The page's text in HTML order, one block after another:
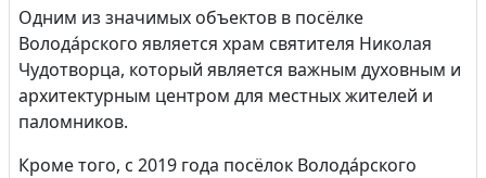
Одним из значимых объектов в посёлке
Волода́рского является храм святителя Николая
Чудотворца, который является важным духовным и
архитектурным центром для местных жителей и
паломников.
Кроме того, с 2019 года посёлок Волода́рского